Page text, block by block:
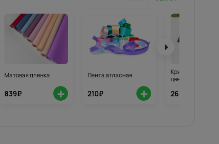
Матовая пленка
839₽ +
Лента атласная
210₽ +
Кризал для
цветов 3шт.
268₽